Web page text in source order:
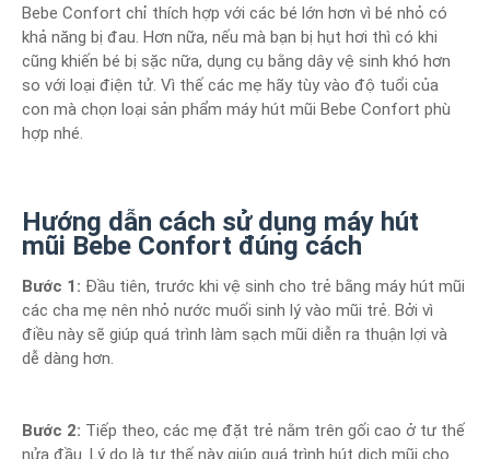
Bebe Confort chỉ thích hợp với các bé lớn hơn vì bé nhỏ có
khả năng bị đau. Hơn nữa, nếu mà bạn bị hụt hơi thì có khi
cũng khiến bé bị sặc nữa, dụng cụ bằng dây vệ sinh khó hơn
so với loại điện tử. Vì thế các mẹ hãy tùy vào độ tuổi của
con mà chọn loại sản phẩm máy hút mũi Bebe Confort phù
hợp nhé.
Hướng dẫn cách sử dụng máy hút
mũi Bebe Confort đúng cách
Bước 1: Đầu tiên, trước khi vệ sinh cho trẻ bằng máy hút mũi
các cha mẹ nên nhỏ nước muối sinh lý vào mũi trẻ. Bởi vì
điều này sẽ giúp quá trình làm sạch mũi diễn ra thuận lợi và
dễ dàng hơn.
Bước 2: Tiếp theo, các mẹ đặt trẻ nằm trên gối cao ở tư thế
nửa đầu. Lý do là tư thế này giúp quá trình hút dịch mũi cho